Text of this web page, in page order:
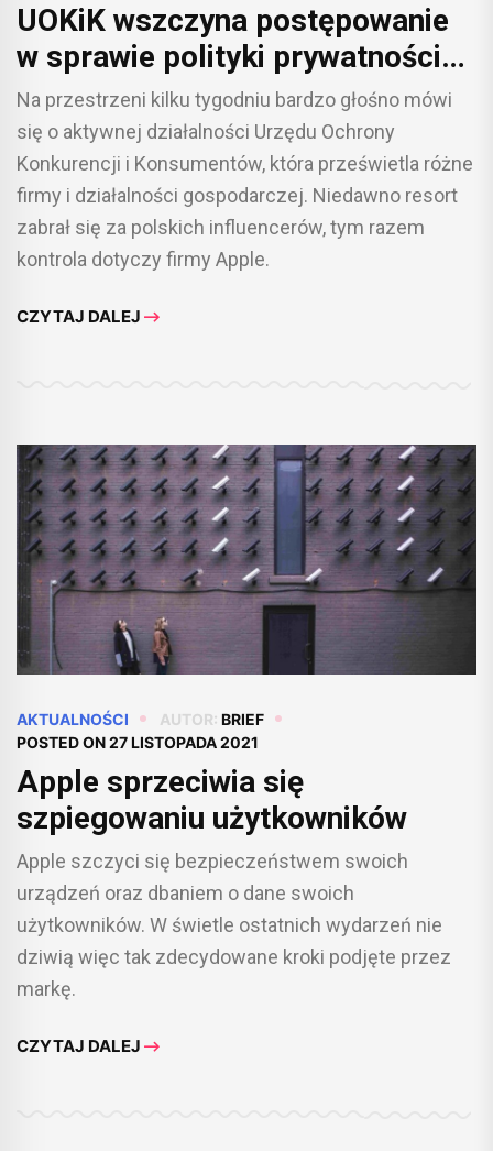
UOKiK wszczyna postępowanie
w sprawie polityki prywatności
Apple
Na przestrzeni kilku tygodniu bardzo głośno mówi
się o aktywnej działalności Urzędu Ochrony
Konkurencji i Konsumentów, która prześwietla różne
firmy i działalności gospodarczej. Niedawno resort
zabrał się za polskich influencerów, tym razem
kontrola dotyczy firmy Apple.
CZYTAJ DALEJ
AKTUALNOŚCI AUTOR: BRIEF
POSTED ON27 LISTOPADA 2021
Apple sprzeciwia się
szpiegowaniu użytkowników
Apple szczyci się bezpieczeństwem swoich
urządzeń oraz dbaniem o dane swoich
użytkowników. W świetle ostatnich wydarzeń nie
dziwią więc tak zdecydowane kroki podjęte przez
markę.
CZYTAJ DALEJ